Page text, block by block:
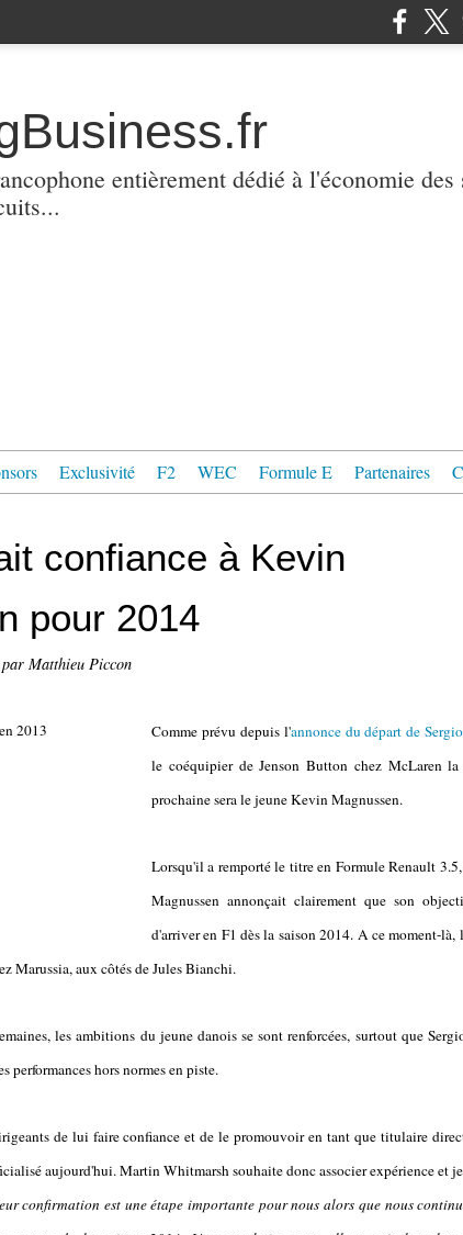
entièrement dédié à l'économie
Exclusivité F2 WEC Formule E Partenaires
confiance à Kevin
pour 2014
par Matthieu Piccon
Comme prévu depuis l'annonce du départ de
le coéquipier de Jenson Button chez McLaren la
prochaine sera le jeune Kevin Magnussen.
Lorsqu'il a remporté le titre en Formule Renault
Magnussen annonçait clairement que son
d'arriver en F1 dès la saison 2014. A ce moment-là,
Marussia, aux côtés de Jules Bianchi.
les ambitions du jeune danois se sont renforcées, surtout que
performances hors normes en piste.
de lui faire confiance et de le promouvoir en tant que titulaire
aujourd'hui. Martin Whitmarsh souhaite donc associer expérience et
confirmation est une étape importante pour nous alors que nous